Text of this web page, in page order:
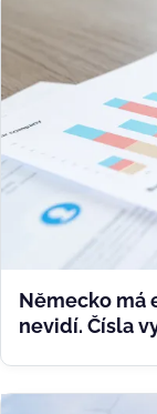
Německo má
nevidí. Čísla